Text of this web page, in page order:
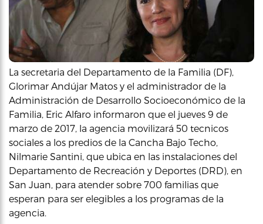
La secretaria del Departamento de la Familia (DF),
Glorimar Andújar Matos y el administrador de la
Administración de Desarrollo Socioeconómico de la
Familia, Eric Alfaro informaron que el jueves 9 de
marzo de 2017, la agencia movilizará 50 tecnicos
sociales a los predios de la Cancha Bajo Techo,
Nilmarie Santini, que ubica en las instalaciones del
Departamento de Recreación y Deportes (DRD), en
San Juan, para atender sobre 700 familias que
esperan para ser elegibles a los programas de la
agencia.